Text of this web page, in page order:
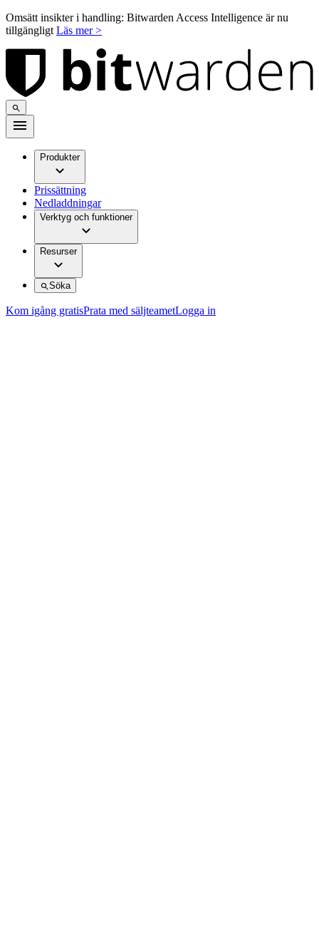
Omsätt insikter i handling: Bitwarden Access Intelligence är nu
tillgängligt Läs mer >
Produkter
Prissättning
Nedladdningar
Verktyg och funktioner
Resurser
Söka
Kom igång gratisPrata med säljteametLogga in